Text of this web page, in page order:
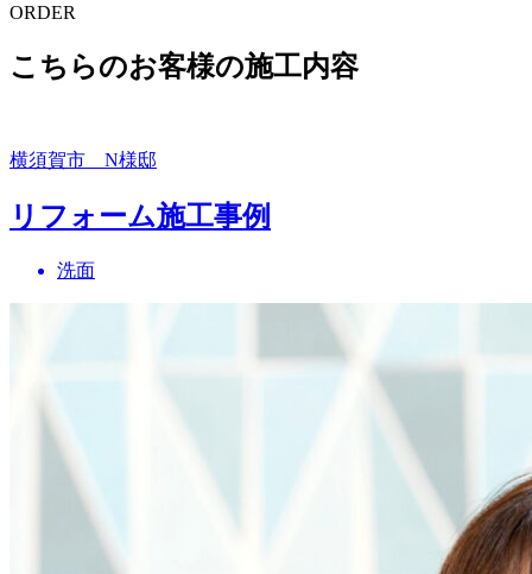
ORDER
こちらのお客様の施工内容
横須賀市 N様邸
リフォーム施工事例
洗面